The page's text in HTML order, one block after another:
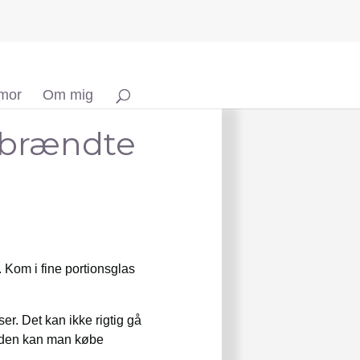
Om mig
i fine portionsglas
Det kan ikke rigtig gå
kan man købe